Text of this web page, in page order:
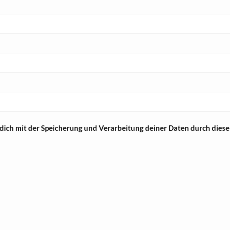
mit der Speicherung und Verarbeitung deiner Daten durch diese